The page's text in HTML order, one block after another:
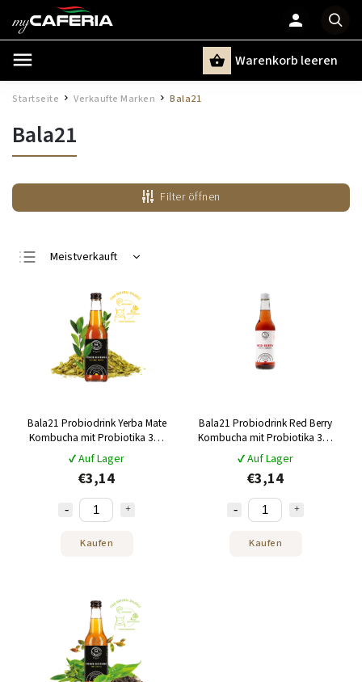
Warenkorb leeren
Startseite / Verkaufte Marken / Bala21
Bala21
Filter öffnen
Meistverkauft
Teuerste
Alphabetisch
Bala21 Probiodrink Yerba Mate
Kombucha mit Probiotika 330
ml
✔ Auf Lager
€3,14
Kaufen
Bala21 Probiodrink Red Berry
Kombucha mit Probiotika 330
ml
✔ Auf Lager
€3,14
Kaufen